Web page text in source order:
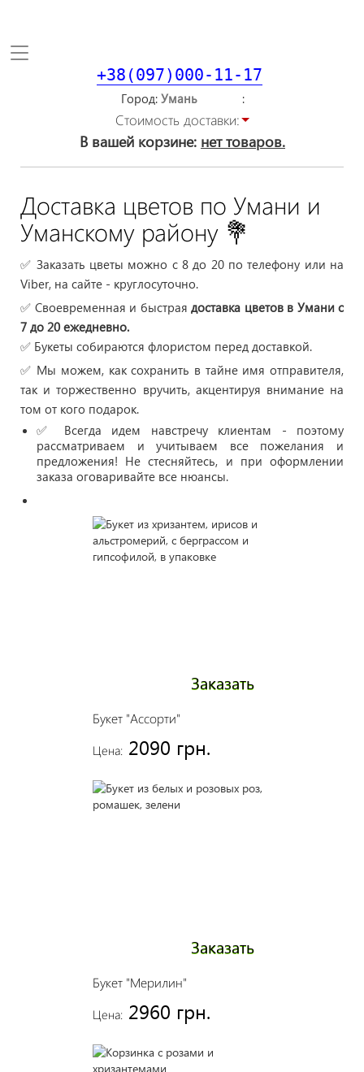
Toggle
+38(097)000-11-17
Город
Стоимость доставки:
В вашей корзине: нет товаров.
Доставка цветов по Умани и
Уманскому району 💐
✅ Заказать цветы можно с 8 до 20 по телефону или на
Viber, на сайте - круглосуточно.
✅ Своевременная и быстраядоставка цветов в Умани с
7 до 20 ежедневно.
✅ Букеты собираются флористом перед доставкой.
✅ Мы можем, как сохранить в тайне имя отправителя,
так и торжественно вручить, акцентируя внимание на
том от кого подарок.
✅ Всегда идем навстречу клиентам - поэтому
рассматриваем и учитываем все пожелания и
предложения! Не стесняйтесь, и при оформлении
заказа оговаривайте все нюансы.
Букет "Ассорти"
Цена: 2090 грн.
Заказать
Букет "Мерилин"
Цена: 2960 грн.
Заказать